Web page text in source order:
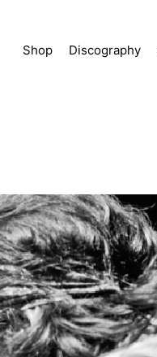
Shop Discography